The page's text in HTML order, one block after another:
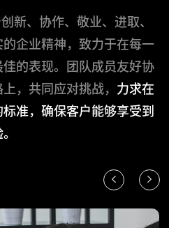
新、协作、敬业、进取、
企业精神，致力于在每一
的表现。团队成员友好协
，共同应对挑战， 力求在
准，确保客户能够享受到